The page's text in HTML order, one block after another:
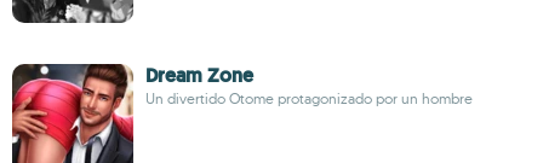
Dream Zone
Un divertido Otome protagonizado por un hombre